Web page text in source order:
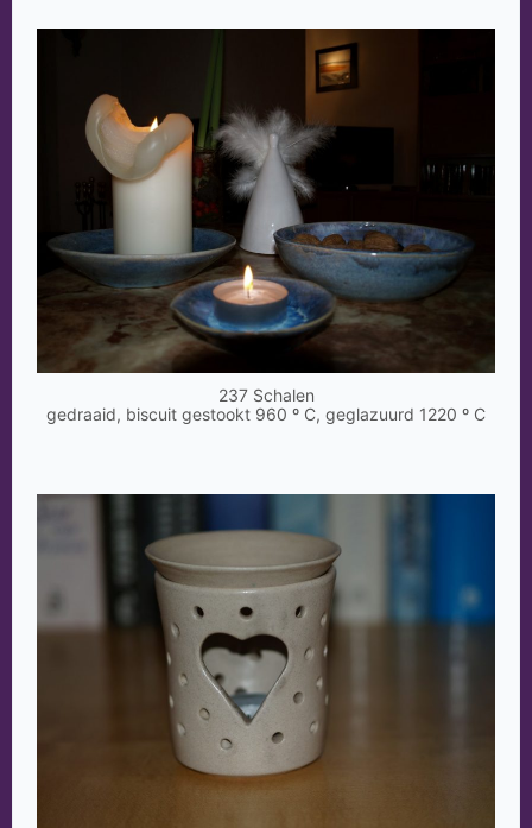
237 Schalen
gedraaid, biscuit gestookt 960 º C, geglazuurd 1220 º C